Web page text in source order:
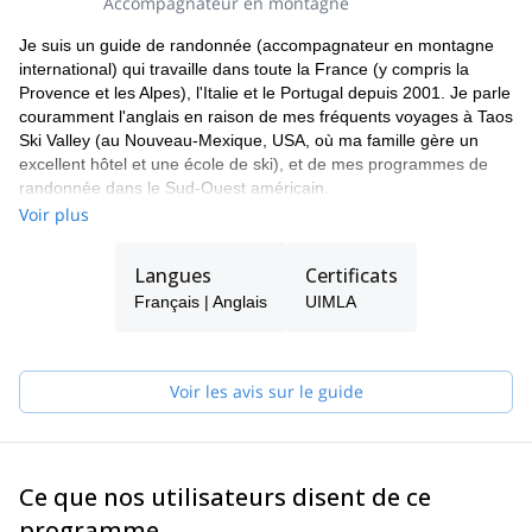
vous avez votre propre voiture, aucun taxi n'est nécessaire.
Equipement requis :
Chaussures de marche légères
Veste respirante
Micro polaire et t-shirts de montagne (si possible, éviter les t-
shirts en coton)
Bonnet
Bouteille d'eau (1 litre par personne)
Crème solaire et lunettes de soleil
Je suis un guide de randonnée (accompagnateur en montagne
international) qui travaille dans toute la France (y compris la
Provence et les Alpes), l'Italie et le Portugal depuis 2001. Je parle
couramment l'anglais en raison de mes fréquents voyages à Taos
Ski Valley (au Nouveau-Mexique, USA, où ma famille gère un
excellent hôtel et une école de ski), et de mes programmes de
randonnée dans le Sud-Ouest américain.
J'habite principalement à Nice (Côte d'Azur), mais je me déplace
alpines. Je me rends souvent en Martinique (île française des
Caraïbes), où j'apprécie la forêt tropicale et les randonnées
photographe, et j'aime faire de l'escalade, du ski, du tennis ou du
kitesurf pendant mon temps libre. En outre, j'aime beaucoup la
région alpine préférée de la Côte d'Azur, ainsi que le grand et
sauvage parc national du Mercantour (qui compte 8 vallées
Voir plus
Langues
Français | Anglais
Certificats
UIMLA
Voir les avis sur le guide
Ce que nos utilisateurs disent de ce